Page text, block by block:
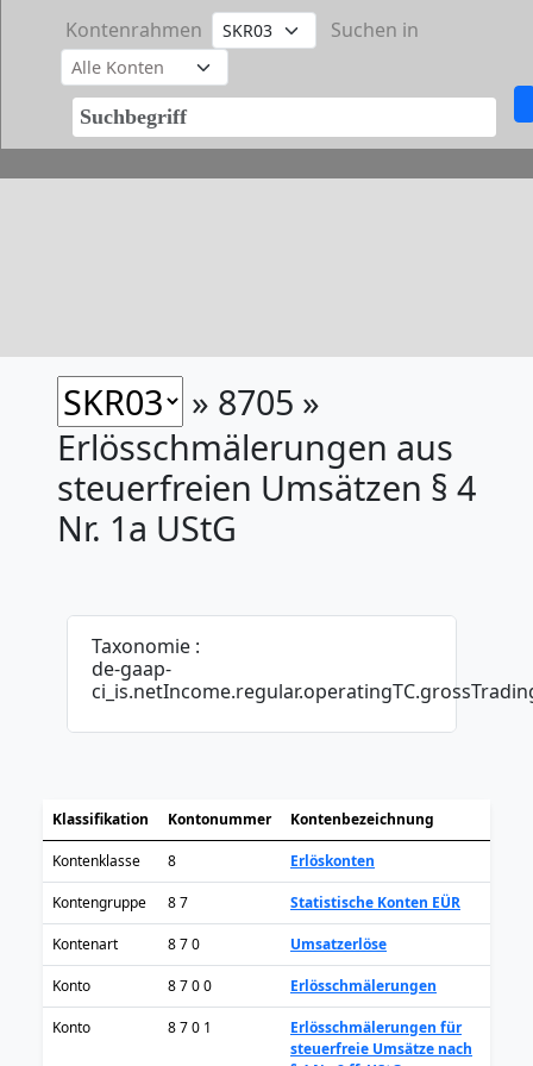
Kontenrahmen Suchen in
» 8705 »
Erlösschmälerungen aus
steuerfreien Umsätzen § 4
Nr. 1a UStG
Taxonomie :
de-gaap-
Klassifikation Kontonummer Kontenbezeichnung
Kontenklasse 8 Erlöskonten
Kontengruppe 8 7 Statistische Konten EÜR
Kontenart 8 7 0 Umsatzerlöse
Konto 8 7 0 0 Erlösschmälerungen
Konto 8 7 0 1
Erlösschmälerungen für
steuerfreie Umsätze nach